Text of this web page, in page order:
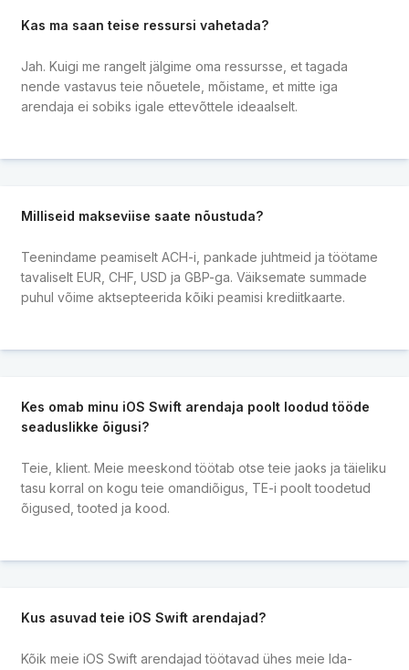
Kas ma saan teise ressursi vahetada?
Jah. Kuigi me rangelt jälgime oma ressursse, et tagada
nende vastavus teie nõuetele, mõistame, et mitte iga
arendaja ei sobiks igale ettevõttele ideaalselt.
Milliseid makseviise saate nõustuda?
Teenindame peamiselt ACH-i, pankade juhtmeid ja töötame
tavaliselt EUR, CHF, USD ja GBP-ga. Väiksemate summade
puhul võime aktsepteerida kõiki peamisi krediitkaarte.
Kes omab minu iOS Swift arendaja poolt loodud tööde
seaduslikke õigusi?
Teie, klient. Meie meeskond töötab otse teie jaoks ja täieliku
tasu korral on kogu teie omandiõigus, TE-i poolt toodetud
õigused, tooted ja kood.
Kus asuvad teie iOS Swift arendajad?
Kõik meie iOS Swift arendajad töötavad ühes meie Ida-